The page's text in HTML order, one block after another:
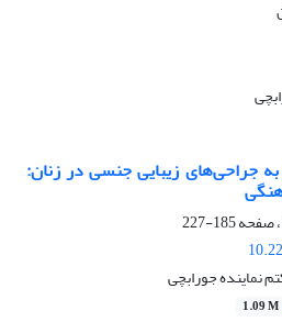
جراحی‌های زیبایی جنسی در زنان:
185-227
نماینده جورابچی
1.09 M